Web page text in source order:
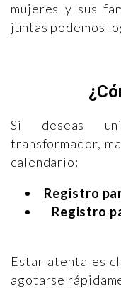
mujeres y sus
juntas podemos
Si deseas
transformador,
calendario:
Registro
Registro
Estar atenta es
agotarse